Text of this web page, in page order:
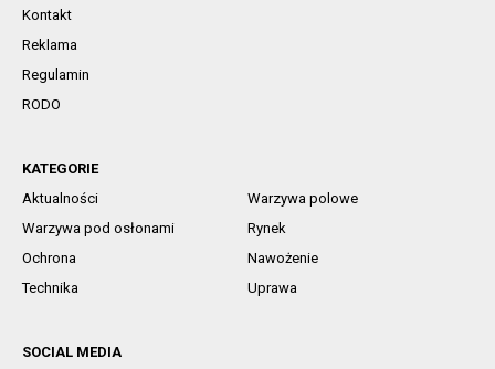
Kontakt
Reklama
Regulamin
RODO
KATEGORIE
Aktualności
Warzywa polowe
Warzywa pod osłonami
Rynek
Ochrona
Nawożenie
Technika
Uprawa
SOCIAL MEDIA